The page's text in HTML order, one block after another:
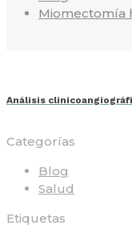
Miomectomía
Análisis
Categorías
Blog
Salud
Etiquetas